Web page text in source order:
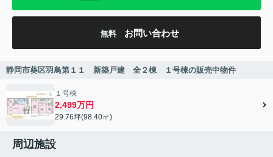
無料 お問い合わせ
静岡市葵区羽鳥第１１ 新築戸建 全２棟 １号棟の販売中物件
１号棟
2,499万円
29.76坪(98.40㎡)
周辺施設